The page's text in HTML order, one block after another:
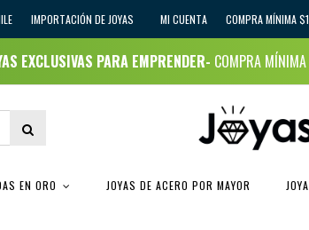
IMPORTACIÓN DE JOYAS MI CUENTACOMPRA MÍNIMA
EXCLUSIVAS PARA EMPRENDER- COMPRA
EN ORO JOYAS DE ACERO POR MAYOR